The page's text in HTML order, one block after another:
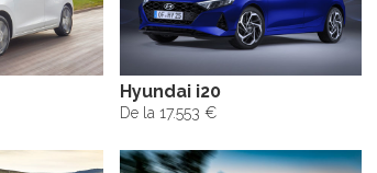
Hyundai i20
De la 17.553 €